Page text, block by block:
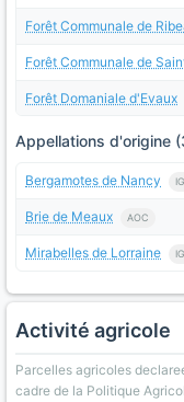
Forêt Communale de
Forêt Communale de
Forêt Domaniale d'Evaux
Appellations d'origine
Bergamotes de Nancy
Brie de Meaux AOC
Mirabelles de Lorraine
Activité agricole
Parcelles agricoles
cadre de la Politique